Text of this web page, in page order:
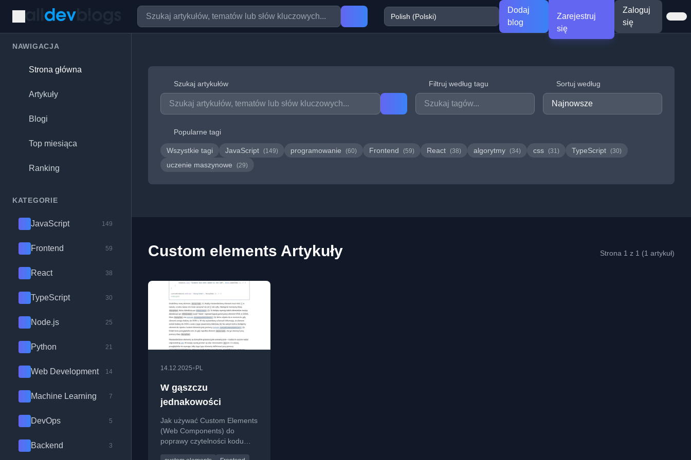
Dodaj
blog
Zarejestruj
się
Zaloguj
się
NAWIGACJA
Strona główna
Artykuły
Blogi
Top miesiąca
Ranking
KATEGORIE
JavaScript 149
Frontend 59
React 38
TypeScript 30
Node.js 25
Python 21
Web Development 14
Machine Learning 7
DevOps 5
Backend 3
Szukaj artykułów Filtruj według tagu Sortuj według
Popularne tagi
Wszystkie tagi JavaScript (149) programowanie (60) Frontend (59) React (38) algorytmy (34) css (31) TypeScript (30)
uczenie maszynowe (29)
Custom elements Artykuły Strona 1 z 1 (1 artykuł)
14.12.2025• PL
W gąszczu
jednakowości
Jak używać Custom Elements
(Web Components) do
poprawy czytelności kodu